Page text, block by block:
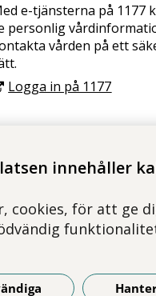
innehåller
cookies, för att ge
e-tjänsterna på 1177
personlig
vården på ett
Logga in på 1177